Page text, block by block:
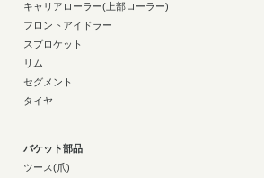
キャリアローラー(上部ローラー)
フロントアイドラー
スプロケット
リム
セグメント
タイヤ
バケット部品
ツース(爪)